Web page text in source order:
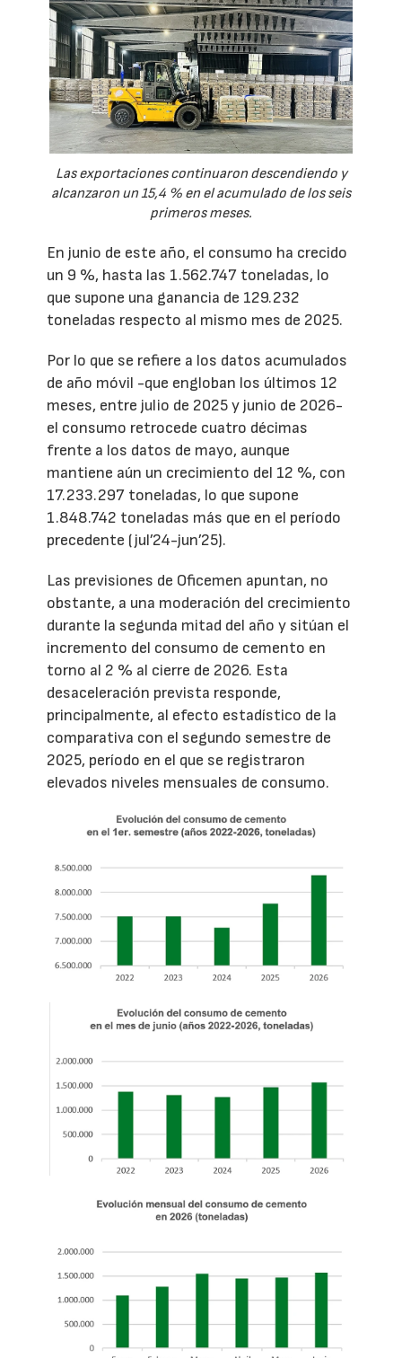
Las exportaciones continuaron descendiendo y
alcanzaron un 15,4 % en el acumulado de los seis
primeros meses.
En junio de este año, el consumo ha crecido
un 9 %, hasta las 1.562.747 toneladas, lo
que supone una ganancia de 129.232
toneladas respecto al mismo mes de 2025.
Por lo que se refiere a los datos acumulados
de año móvil -que engloban los últimos 12
meses, entre julio de 2025 y junio de 2026-
el consumo retrocede cuatro décimas
frente a los datos de mayo, aunque
mantiene aún un crecimiento del 12 %, con
17.233.297 toneladas, lo que supone
1.848.742 toneladas más que en el período
precedente (jul’24-jun’25).
Las previsiones de Oficemen apuntan, no
obstante, a una moderación del crecimiento
durante la segunda mitad del año y sitúan el
incremento del consumo de cemento en
torno al 2 % al cierre de 2026. Esta
desaceleración prevista responde,
principalmente, al efecto estadístico de la
comparativa con el segundo semestre de
2025, período en el que se registraron
elevados niveles mensuales de consumo.